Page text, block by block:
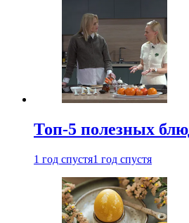
Топ-5 полезных
1 год спустя1 год спустя